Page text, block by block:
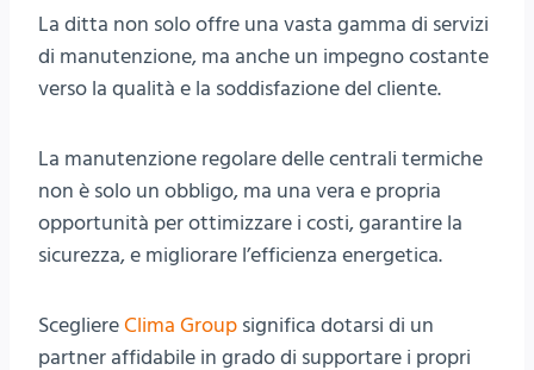
La ditta non solo offre una vasta gamma di servizi
di manutenzione, ma anche un impegno costante
verso la qualità e la soddisfazione del cliente.
La manutenzione regolare delle centrali termiche
non è solo un obbligo, ma una vera e propria
opportunità per ottimizzare i costi, garantire la
sicurezza, e migliorare l’efficienza energetica.
ScegliereClima Group significa dotarsi di un
partner affidabile in grado di supportare i propri